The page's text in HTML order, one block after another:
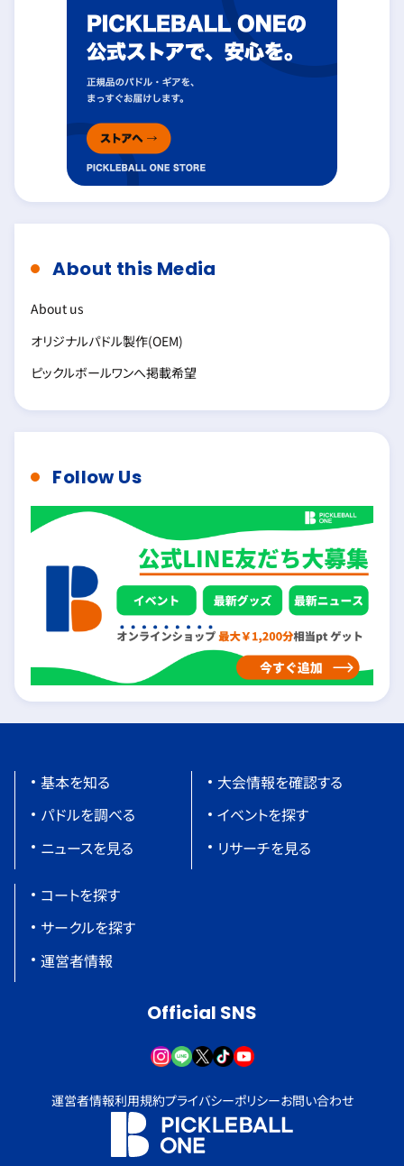
About this Media
About us
オリジナルパドル製作(OEM)
ピックルボールワンへ掲載希望
Follow Us
基本を知る
パドルを調べる
ニュースを見る
大会情報を確認する
イベントを探す
リサーチを見る
コートを探す
サークルを探す
運営者情報
Official SNS
運営者情報利用規約プライバシーポリシーお問い合わせ